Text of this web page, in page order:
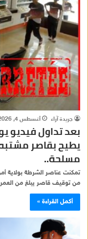
جريدة آراء أغسطس 4, 2026
بعد تداول فيديو
يطيح بقاصر
مسلحة..
من توقيف قاصر يبلغ من العمر 17 سنة،…
أكمل القراءة »